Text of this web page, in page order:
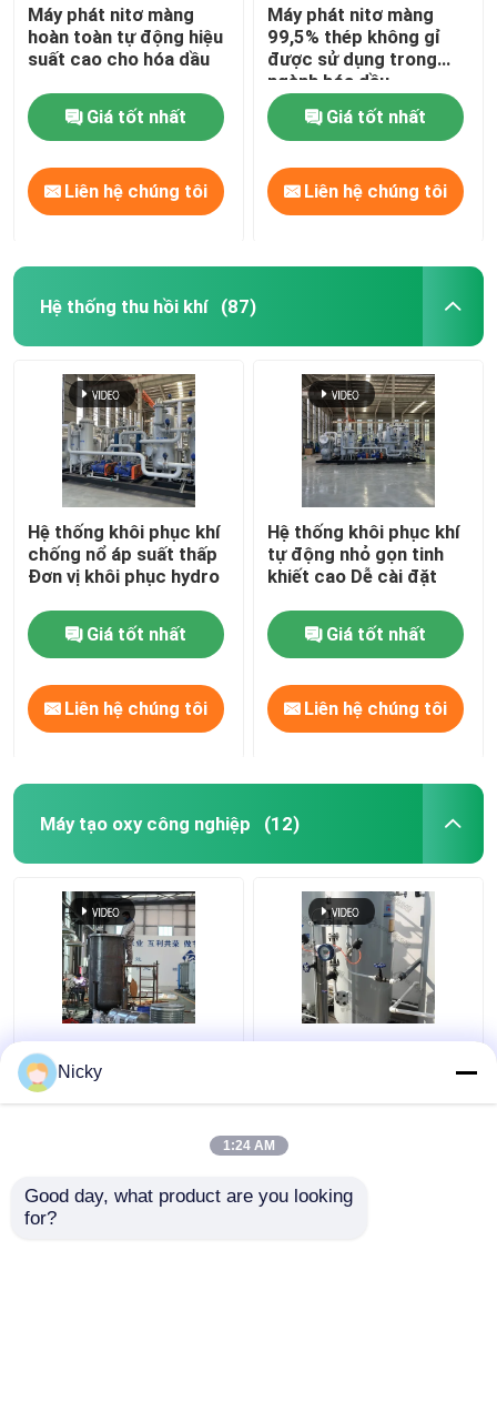
Máy phát nitơ màng
hoàn toàn tự động hiệu
suất cao cho hóa dầu
Giá tốt nhất
Liên hệ chúng tôi
Máy phát nitơ màng
99,5% thép không gỉ
được sử dụng trong
ngành hóa dầu
Giá tốt nhất
Liên hệ chúng tôi
Hệ thống thu hồi khí (87)
Hệ thống khôi phục khí
chống nổ áp suất thấp
Đơn vị khôi phục hydro
Giá tốt nhất
Liên hệ chúng tôi
Hệ thống khôi phục khí
tự động nhỏ gọn tinh
khiết cao Dễ cài đặt
Giá tốt nhất
Liên hệ chúng tôi
Máy tạo oxy công nghiệp (12)
ISO9001 Máy phát điện
oxy Psa cho sử dụng
công nghiệp Nhà máy
Plug And Play Công
Nicky
1:24 AM
Good day, what product are you looking
for?